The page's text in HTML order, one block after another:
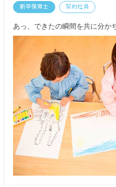
で）契約更新
新卒保育士 契約社員
あっ、できたの瞬間を共に分か